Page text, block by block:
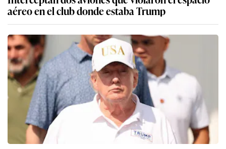
aéreo en el club donde estaba Trump